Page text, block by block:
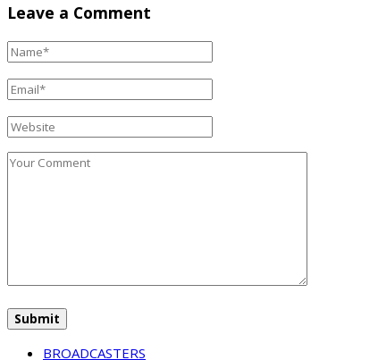
Leave a Comment
BROADCASTERS